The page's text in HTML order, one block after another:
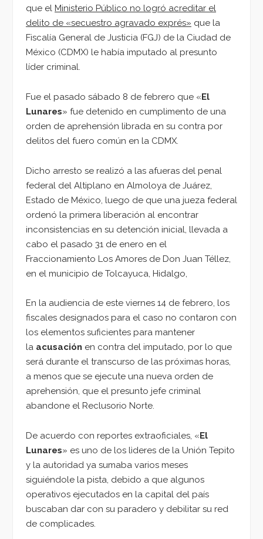
que el Ministerio Público no logró acreditar el
delito de «secuestro agravado exprés» que la
Fiscalía General de Justicia (FGJ) de la Ciudad de
México (CDMX) le había imputado al presunto
líder criminal.
Fue el pasado sábado 8 de febrero que «El
Lunares» fue detenido en cumplimento de una
orden de aprehensión librada en su contra por
delitos del fuero común en la CDMX.
Dicho arresto se realizó a las afueras del penal
federal del Altiplano en Almoloya de Juárez,
Estado de México, luego de que una jueza federal
ordenó la primera liberación al encontrar
inconsistencias en su detención inicial, llevada a
cabo el pasado 31 de enero en el
Fraccionamiento Los Amores de Don Juan Téllez,
en el municipio de Tolcayuca, Hidalgo,
En la audiencia de este viernes 14 de febrero, los
fiscales designados para el caso no contaron con
los elementos suficientes para mantener
la acusación en contra del imputado, por lo que
será durante el transcurso de las próximas horas,
a menos que se ejecute una nueva orden de
aprehensión, que el presunto jefe criminal
abandone el Reclusorio Norte.
De acuerdo con reportes extraoficiales, «El
Lunares» es uno de los lìderes de la Unión Tepito
y la autoridad ya sumaba varios meses
siguiéndole la pista, debido a que algunos
operativos ejecutados en la capital del país
buscaban dar con su paradero y debilitar su red
de complicades.